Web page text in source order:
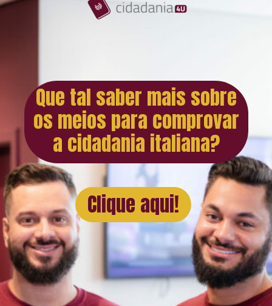
Que tal saber mais sobre
os meios para comprovar
a cidadania italiana?
Clique aqui!